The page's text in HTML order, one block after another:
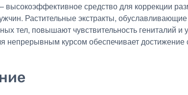
высокоэффективное средство для коррекции
Растительные экстракты,
тел, повышают чувствительность гениталий
непрерывным курсом обеспечивает